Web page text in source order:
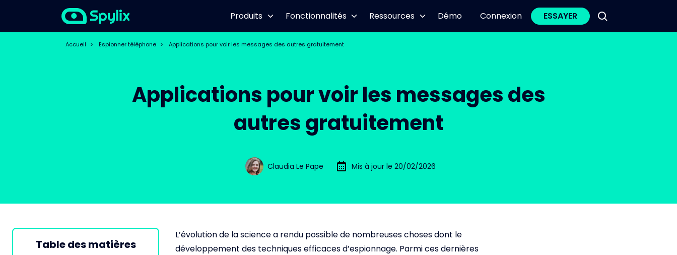
Produits Fonctionnalités Ressources Démo Connexion ESSAYER
Accueil > Espionner téléphone > Applications pour voir les messages des autres gratuitement
Applications pour voir les messages des
autres gratuitement
Claudia Le Pape Mis à jour le 20/02/2026
Table des matières
L’évolution de la science a rendu possible de nombreuses choses dont le
développement des techniques efficaces d’espionnage. Parmi ces dernières